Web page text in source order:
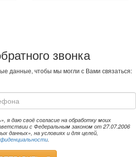
звонка
данные, чтобы мы могли с Вами связаться:
я даю своё согласие на обработку моих
с Федеральным законом от 27.07.2006
данных», на условиях и для целей,